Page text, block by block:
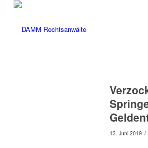
13. Juni 2019 /